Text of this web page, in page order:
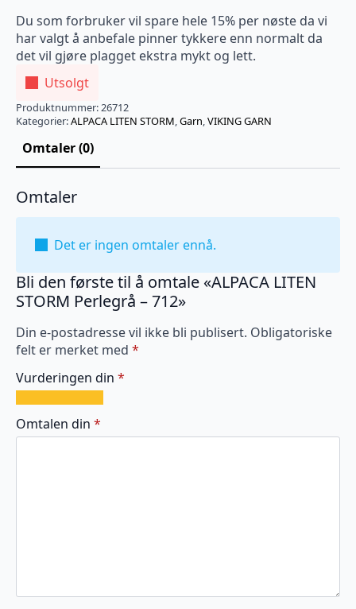
Du som forbruker vil spare hele 15% per nøste da vi
har valgt å anbefale pinner tykkere enn normalt da
det vil gjøre plagget ekstra mykt og lett.
Utsolgt
Produktnummer:26712
Kategorier:ALPACA LITEN STORM,Garn,VIKING GARN
Omtaler (0)
Omtaler
Det er ingen omtaler ennå.
Bli den første til å omtale «ALPACA LITEN
STORM Perlegrå – 712»
Din e-postadresse vil ikke bli publisert. Obligatoriske
felt er merket med *
Vurderingen din *
av
5
av
5
av
5
av
5
av
5
Omtalen din *